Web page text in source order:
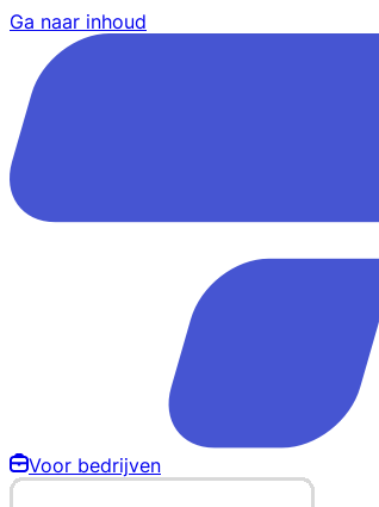
Ga naar inhoud
Voor bedrijven